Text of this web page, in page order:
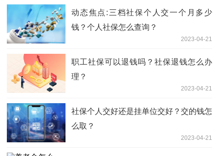
动态焦点:三档社保个人交一个月多少
钱？个人社保怎么查询？
2023-04-21
职工社保可以退钱吗？社保退钱怎么办
理？
2023-04-21
社保个人交好还是挂单位交好？交的钱怎
么取？
2023-04-21